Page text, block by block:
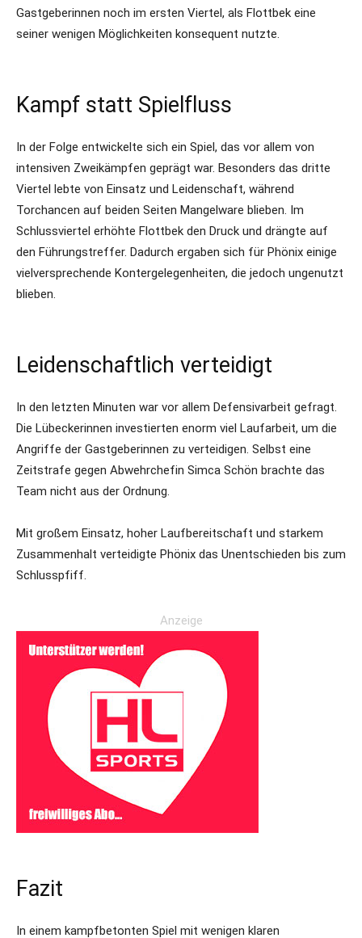
Gastgeberinnen noch im ersten Viertel, als Flottbek eine
seiner wenigen Möglichkeiten konsequent nutzte.
Kampf statt Spielfluss
In der Folge entwickelte sich ein Spiel, das vor allem von
intensiven Zweikämpfen geprägt war. Besonders das dritte
Viertel lebte von Einsatz und Leidenschaft, während
Torchancen auf beiden Seiten Mangelware blieben. Im
Schlussviertel erhöhte Flottbek den Druck und drängte auf
den Führungstreffer. Dadurch ergaben sich für Phönix einige
vielversprechende Kontergelegenheiten, die jedoch ungenutzt
blieben.
Leidenschaftlich verteidigt
In den letzten Minuten war vor allem Defensivarbeit gefragt.
Die Lübeckerinnen investierten enorm viel Laufarbeit, um die
Angriffe der Gastgeberinnen zu verteidigen. Selbst eine
Zeitstrafe gegen Abwehrchefin Simca Schön brachte das
Team nicht aus der Ordnung.
Mit großem Einsatz, hoher Laufbereitschaft und starkem
Zusammenhalt verteidigte Phönix das Unentschieden bis zum
Schlusspfiff.
Anzeige
Fazit
In einem kampfbetonten Spiel mit wenigen klaren